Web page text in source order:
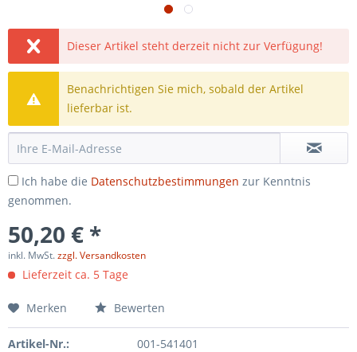
Dieser Artikel steht derzeit nicht zur Verfügung!
Benachrichtigen Sie mich, sobald der Artikel
lieferbar ist.
Ich habe die Datenschutzbestimmungen zur Kenntnis
genommen.
50,20 € *
inkl. MwSt.zzgl. Versandkosten
Lieferzeit ca. 5 Tage
Merken Bewerten
Artikel-Nr.: 001-541401